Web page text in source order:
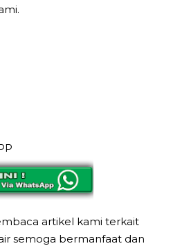
artikel kami terkait
semoga bermanfaat dan